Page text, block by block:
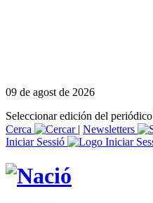
09 de agost de 2026
Seleccionar edición del periódico
Cerca
| Newsletters
Iniciar Sessió